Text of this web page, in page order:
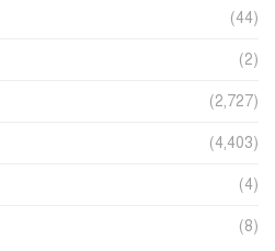
(44)
(2)
(2,727)
(4,403)
(4)
(8)